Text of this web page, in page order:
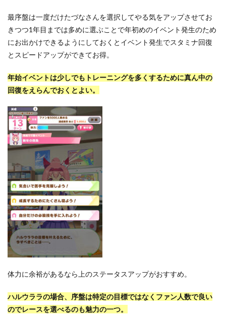
最序盤は一度だけたづなさんを選択してやる気をアップさせてお
きつつ1年目までは多めに選ぶことで年初めのイベント発生のため
にお出かけできるようにしておくとイベント発生でスタミナ回復
とスピードアップができてお得。
年始イベントは少しでもトレーニングを多くするために真ん中の
回復をえらんでおくとよい。
体力に余裕があるなら上のステータスアップがおすすめ。
ハルウララの場合、序盤は特定の目標ではなくファン人数で良い
のでレースを選べるのも魅力の一つ。